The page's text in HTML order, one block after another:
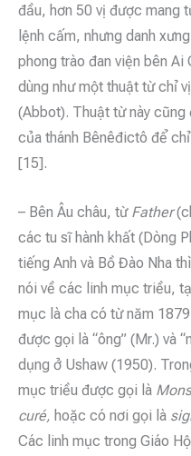
đầu, hơn 50 vị được mang
lệnh cấm, nhưng danh
phong trào đan viện bên Ai
dùng như một thuật từ chỉ
(Abbot). Thuật từ này
của thánh Bênêđictô để
[15].
– Bên Âu châu, từ Father
các tu sĩ hành khất (Dòng
tiếng Anh và Bồ Đào Nha
nói về các linh mục triều,
mục là cha có từ năm
được gọi là “ông” (Mr.) và
dụng ở Ushaw (1950).
mục triều được gọi là
curé, hoặc có nơi gọi là
Các linh mục trong Giáo